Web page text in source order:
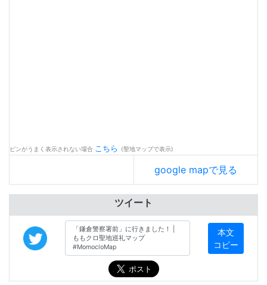
ピンがうまく表示されない場合 こちら (聖地マップで表示)
google mapで見る
ツイート
本文
コピー